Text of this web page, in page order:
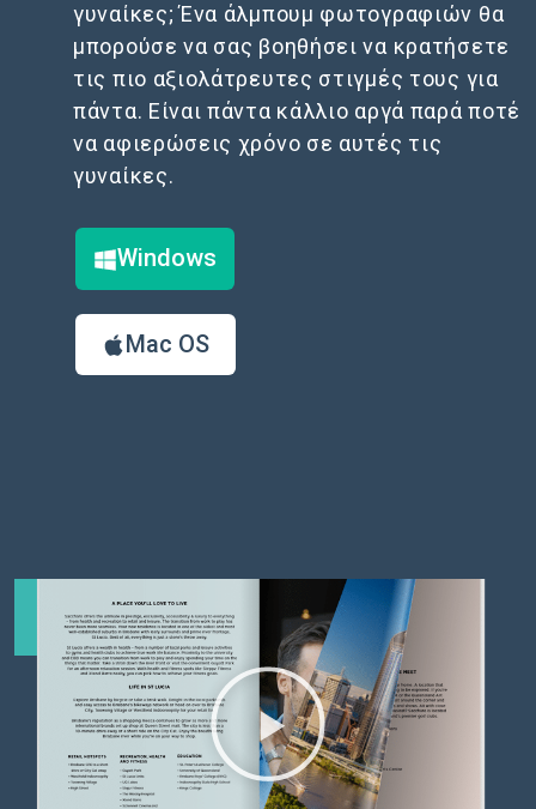
γυναίκες; Ένα άλμπουμ φωτογραφιών θα
μπορούσε να σας βοηθήσει να κρατήσετε
τις πιο αξιολάτρευτες στιγμές τους για
πάντα. Είναι πάντα κάλλιο αργά παρά ποτέ
να αφιερώσεις χρόνο σε αυτές τις
γυναίκες.
Windows
Mac OS